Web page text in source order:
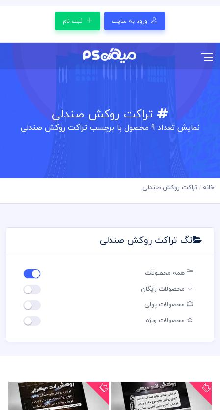
ورود به سایت ثبت نام
تراکت روکش صندلی
نمایش تعداد9 محصول با برچسب تراکت روکش صندلی
خانه تراکت روکش صندلی
تگ تراکت روکش صندلی
همه محصولات
محصولات رایگان
محصولات پولی
محصولات ویژه